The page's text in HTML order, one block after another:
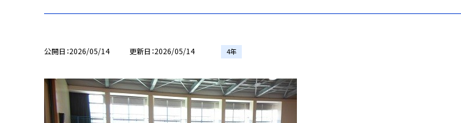
公開日 2026/05/14 更新日 2026/05/14 4年